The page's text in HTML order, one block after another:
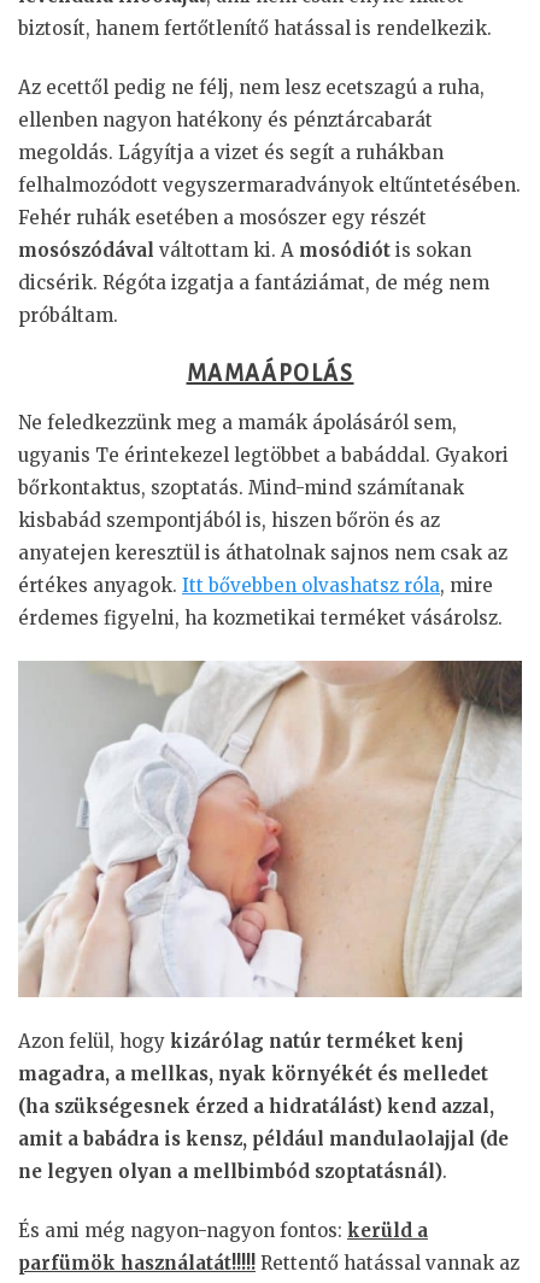
biztosít, hanem fertőtlenítő hatással is rendelkezik.
Az ecettől pedig ne félj, nem lesz ecetszagú a ruha,
ellenben nagyon hatékony és pénztárcabarát
megoldás. Lágyítja a vizet és segít a ruhákban
felhalmozódott vegyszermaradványok eltűntetésében.
Fehér ruhák esetében a mosószer egy részét
mosószódával váltottam ki. A mosódiót is sokan
dicsérik. Régóta izgatja a fantáziámat, de még nem
próbáltam.
MAMAÁPOLÁS
Ne feledkezzünk meg a mamák ápolásáról sem,
ugyanis Te érintekezel legtöbbet a babáddal. Gyakori
bőrkontaktus, szoptatás. Mind-mind számítanak
kisbabád szempontjából is, hiszen bőrön és az
anyatejen keresztül is áthatolnak sajnos nem csak az
értékes anyagok. Itt bővebben olvashatsz róla, mire
érdemes figyelni, ha kozmetikai terméket vásárolsz.
Azon felül, hogy kizárólag natúr terméket kenj
magadra, a mellkas, nyak környékét és melledet
(ha szükségesnek érzed a hidratálást) kend azzal,
amit a babádra is kensz, például mandulaolajjal (de
ne legyen olyan a mellbimbód szoptatásnál).
És ami még nagyon-nagyon fontos: kerüld a
parfümök használatát!!!!! Rettentő hatással vannak az